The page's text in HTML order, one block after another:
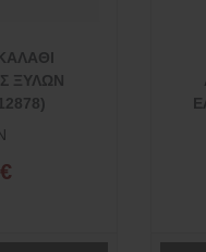
ΞΥΛΩΝ